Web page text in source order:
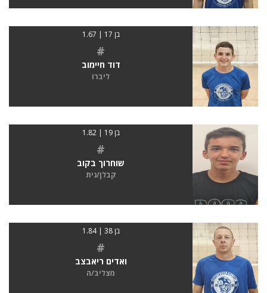
בן 17 | 1.67
#
דוד חיימוב
ליברו
בן 19 | 1.82
#
שוחרוך בקוב
קבלן/נית
בן 38 | 1.84
#
ואדים ריאבצב
מצליב/ה